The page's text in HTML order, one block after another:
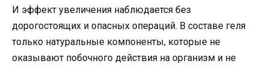
И эффект увеличения наблюдается без
дорогостоящих и опасных операций. В составе геля
только натуральные компоненты, которые не
оказывают побочного действия на организм и не